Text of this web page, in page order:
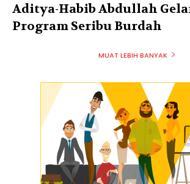
Aditya-Habib Abdullah
Program Seribu Burdah
MUAT LEBIH BANYAK